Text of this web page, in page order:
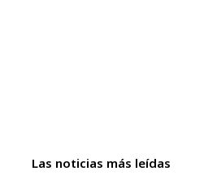
Las noticias más leídas